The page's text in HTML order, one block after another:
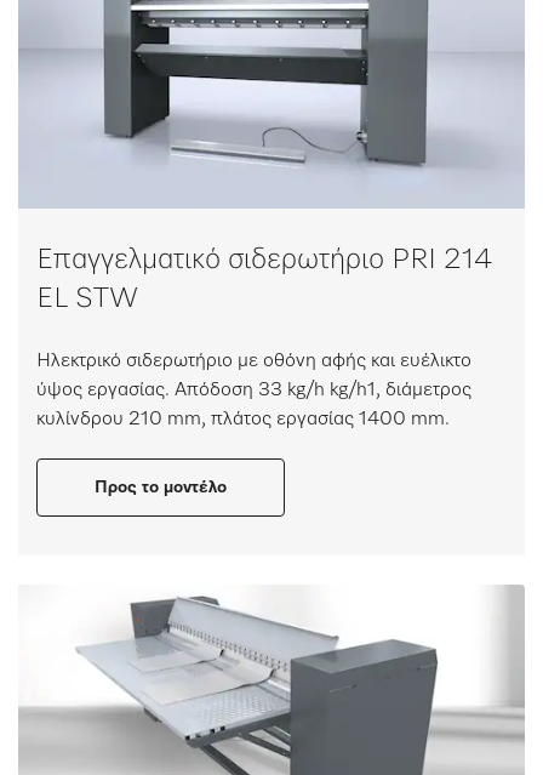
Επαγγελματικό σιδερωτήριο PRI 214
EL STW
Ηλεκτρικό σιδερωτήριο με οθόνη αφής και ευέλικτο
ύψος εργασίας. Απόδοση 33 kg/h kg/h1, διάμετρος
κυλίνδρου 210 mm, πλάτος εργασίας 1400 mm.
Προς το μοντέλο